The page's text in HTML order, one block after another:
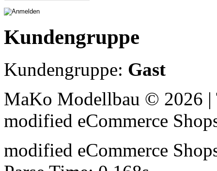
Kundengruppe
Kundengruppe: Gast
MaKo Modellbau © 2026
modified eCommerce
modified eCommerce